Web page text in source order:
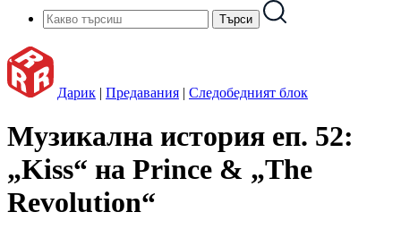
Дарик | Предавания | Следобедният блок
Музикална история еп. 52:
„Kiss“ на Prince & „The
Revolution“